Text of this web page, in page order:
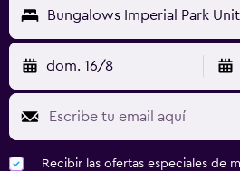
Bungalows Imperial Park
dom. 16/8
Recibir las ofertas especiales de